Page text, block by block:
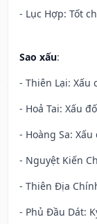
- Lục Hợp: Tốt
Sao xấu:
- Thiên Lại: Xấu
- Hoả Tai: Xấu
- Hoàng Sa:
- Nguyệt Kiến
- Thiên Địa
- Phủ Đầu Dát: